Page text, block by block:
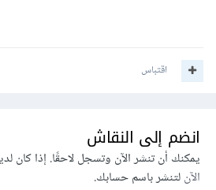
اقتباس
انضم إلى النقاش
يمكنك أن تنشر الآن وتسجل لاحقًا. إذا كان
الآنلتنشر باسم حسابك.